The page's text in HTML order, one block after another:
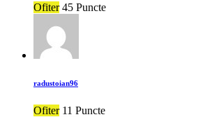
Ofiter 45 Puncte
radustoian96
Ofiter 11 Puncte